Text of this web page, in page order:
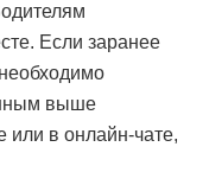
Если заранее
выше
или в онлайн-чате,